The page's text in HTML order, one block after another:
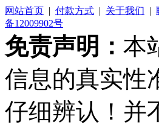
网站首页 | 付款方式 | 关于我们 |
备12009902号
免责声明： 本
信息的真实性
仔细辨认！并